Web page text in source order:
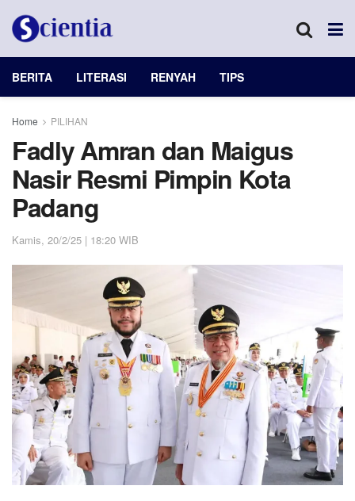
BERITA LITERASI RENYAH TIPS
Home PILIHAN
Fadly Amran dan Maigus
Nasir Resmi Pimpin Kota
Padang
Kamis, 20/2/25 | 18:20 WIB